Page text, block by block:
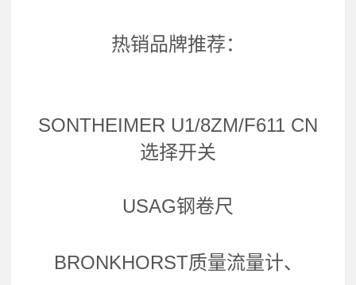
热销品牌推荐：
SONTHEIMER U1/8ZM/F611 CN
选择开关
USAG钢卷尺
BRONKHORST质量流量计、